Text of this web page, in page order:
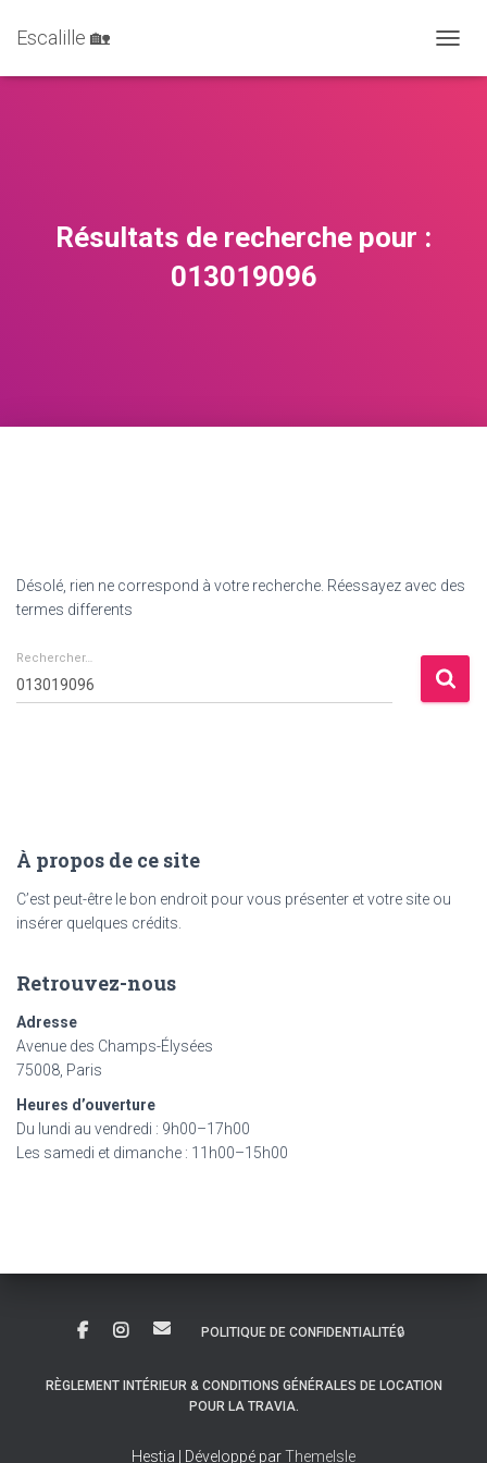
Escalille 🏡
Résultats de recherche pour :
013019096
Désolé, rien ne correspond à votre recherche. Réessayez avec des
termes differents
Rechercher :
Rechercher…
À propos de ce site
C’est peut-être le bon endroit pour vous présenter et votre site ou
insérer quelques crédits.
Retrouvez-nous
Adresse
Avenue des Champs-Élysées
75008, Paris
Heures d’ouverture
Du lundi au vendredi : 9h00–17h00
Les samedi et dimanche : 11h00–15h00
POLITIQUE DE CONFIDENTIALITÉ🔒
RÈGLEMENT INTÉRIEUR & CONDITIONS GÉNÉRALES DE LOCATION
POUR LA TRAVIA.
Hestia | Développé parThemeIsle